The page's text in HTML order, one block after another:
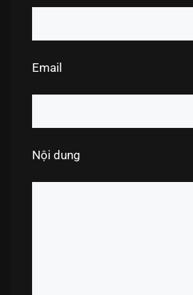
Email
Nội dung